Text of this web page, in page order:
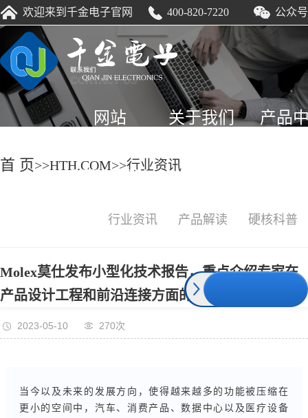
HTH.COM
欢迎来到千金电子官网 400-820-7220 公众号
网站
HTH.COM
关于我们 产品
首 页>>HTH.COM>>行业资讯
行业资讯 产品解读 硬核科普
Molex莫仕发布小型化技术报告，重点介绍专家在
产品设计工程和前沿连接方面的见解和创新
2023-05-10 270次
当今以及未来的发展方向，使得越来越多的功能被压缩在
更小的空间中，汽车、消费产品、数据中心以及医疗设备